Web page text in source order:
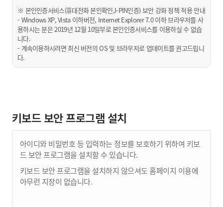
※ 본인인증서비스(휴대전화 본인확인,I-PIN인증) 보안 강화 정책 적용 안내
- Windows XP, Vista 이하버전, Internet Explorer 7.0 이하 브라우저를 사
용하시는 분은 2019년 12월 10일부로 본인인증서비스를 이용하실 수 없습
니다.
- 계속이용하시려면 최신 버전의 OS 및 브라우저로 업데이트를 권고드립니
다.
키보드 보안 프로그램 설치
아이디와 비밀번호 등 입력하는 정보를 보호하기 위하여 키보
드 보안 프로그램을 설치할 수 있습니다.
키보드 보안 프로그램을 설치하지 않으셔도 홈페이지 이용에
아무런 지장이 없습니다.